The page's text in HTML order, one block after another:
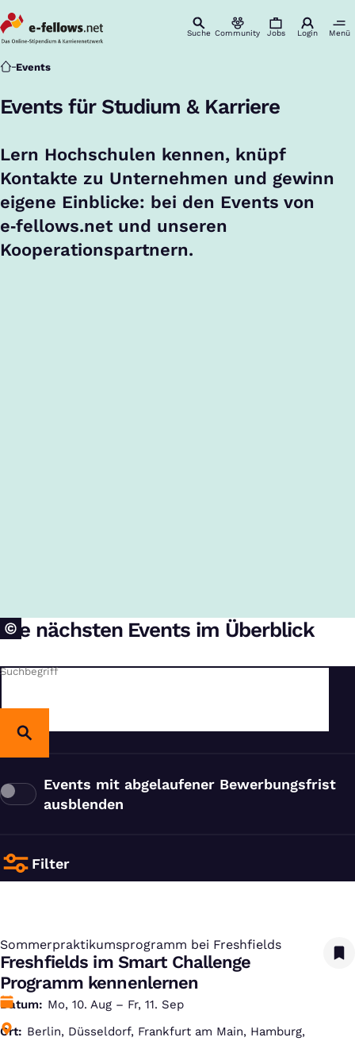
Suche Community Jobs Login Menü
Startseite
Events
Events für Studium & Karriere
Lern Hochschulen kennen, knüpf
Kontakte zu Unternehmen und gewinn
eigene Einblicke: bei den Events von
e‑fellows.net und unseren
Kooperationspartnern.
Die nächsten Events im Überblick
Suchbegriff
Events mit abgelaufener Bewerbungsfrist
ausblenden
Filter
Sommerpraktikumsprogramm bei Freshfields
:
Freshfields im Smart Challenge
Programm kennenlernen
Datum
Mo, 10. Aug – Fr, 11. Sep
Ort
Berlin, Düsseldorf, Frankfurt am Main, Hamburg,